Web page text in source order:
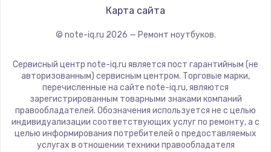
Panasonic
ZTE
Hiper
Evga
Google
Echips
Карта сайта
© note-iq.ru 2026 — Ремонт ноутбуков.
Сервисный центр note-iq.ru является пост гарантийным (не
авторизованным) сервисным центром. Торговые марки,
перечисленные на сайте note-iq.ru, являются
зарегистрированным товарными знаками компаний
правообладателей. Обозначения используется не с целью
индивидуализации соответствующих услуг по ремонту, а с
целью информирования потребителей о предоставляемых
услугах в отношении техники правообладателя